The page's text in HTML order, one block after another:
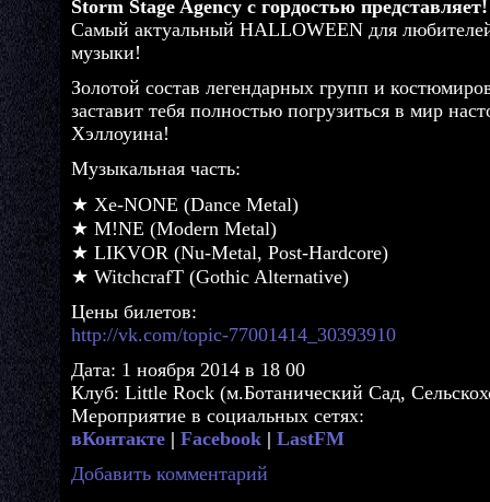
Storm Stage Agency с гордостью представляет!
Самый актуальный HALLOWEEN для
музыки!
Золотой состав легендарных групп и
заставит тебя полностью погрузиться в мир
Хэллоуина!
Музыкальная часть:
★ Xe-NONE (Dance Metal)
★ M!NE (Modern Metal)
★ LIKVOR (Nu-Metal, Post-Hardcore)
★ WitchcrafT (Gothic Alternative)
Цены билетов:
http://vk.com/topic-77001414_30393910
Дата: 1 ноября 2014 в 18 00
Клуб: Little Rock (м.Ботанический Сад,
Мероприятие в социальных сетях:
вКонтакте | Facebook | LastFM
Добавить комментарий